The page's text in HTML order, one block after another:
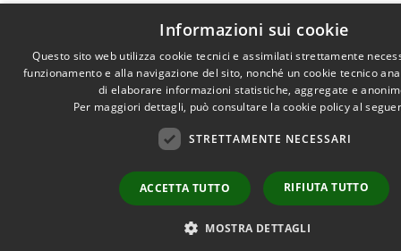
Informazioni sui cookie
Questo sito web utilizza cookie tecnici e assimilati strettamente
funzionamento e alla navigazione del sito, nonché un cookie tecnico
di elaborare informazioni statistiche, aggregate e
Per maggiori dettagli, può consultare la cookie policy al
STRETTAMENTE NECESSARI
ACCETTA TUTTO RIFIUTA TUTTO
MOSTRA DETTAGLI